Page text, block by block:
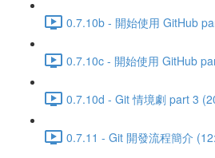
0.7.10b - 開始使用 GitHub
0.7.10c - 開始使用 GitHub
0.7.10d - Git 情境劇 part 3
0.7.11 - Git 開發流程簡介